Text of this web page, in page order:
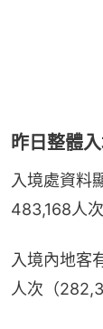
昨日整體
入境處資料
483,168人
入境內地客
人次（